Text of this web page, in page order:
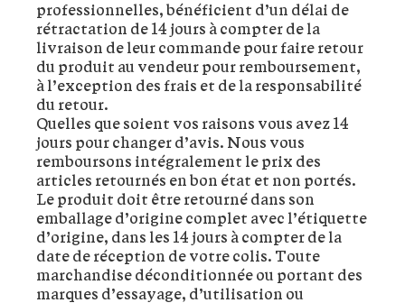
professionnelles, bénéficient d’un délai de
rétractation de 14 jours à compter de la
livraison de leur commande pour faire retour
du produit au vendeur pour remboursement,
à l’exception des frais et de la responsabilité
du retour.
Quelles que soient vos raisons vous avez 14
jours pour changer d’avis. Nous vous
remboursons intégralement le prix des
articles retournés en bon état et non portés.
Le produit doit être retourné dans son
emballage d’origine complet avec l’étiquette
d’origine, dans les 14 jours à compter de la
date de réception de votre colis. Toute
marchandise déconditionnée ou portant des
marques d’essayage, d’utilisation ou